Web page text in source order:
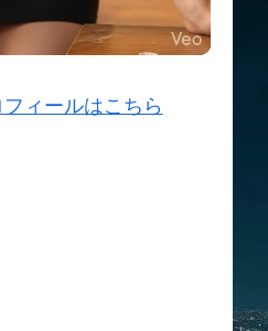
ィールはこちら